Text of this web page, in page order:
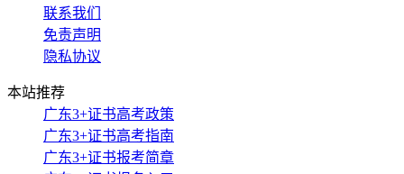
联系我们
免责声明
隐私协议
本站推荐
广东3+证书高考政策
广东3+证书高考指南
广东3+证书报考简章